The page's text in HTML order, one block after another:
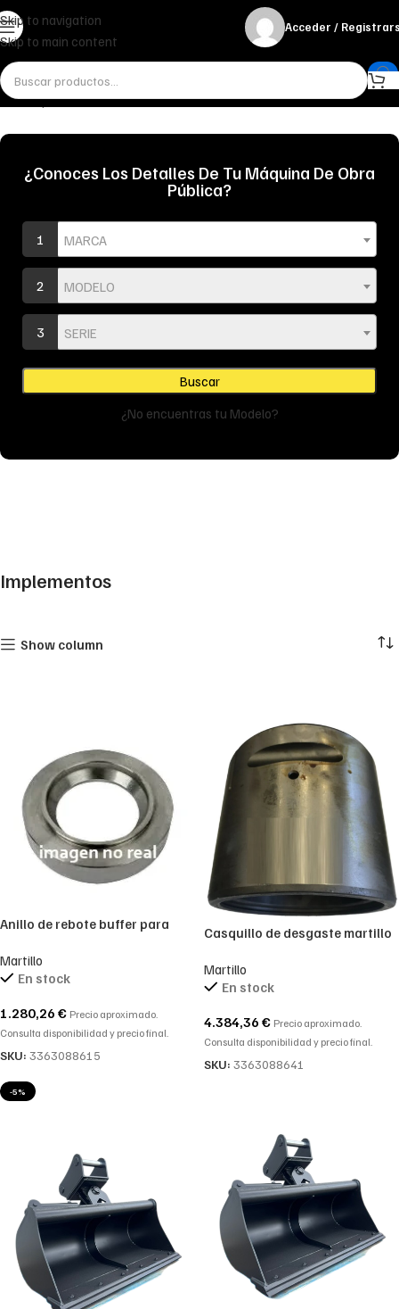
Skip to navigation
Skip to main content
Acceder /
InicioImplementos
¿Conoces Los Detalles De Tu Máquina De Obra
Pública?
1 MARCA
2 MODELO
3 SERIE
¿No encuentras tu Modelo?
Implementos
Show column
Anillo de rebote buffer para
> HB-5800 / 3363088615
Martillo
En stock
1.280,26 € Precio aproximado.
Consulta disponibilidad y precio final.
SKU: 3363088615
Casquillo de desgaste martillo
HD5800DP
Martillo
En stock
4.384,36 € Precio aproximado.
Consulta disponibilidad y precio final.
SKU: 3363088641
-5%